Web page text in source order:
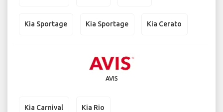
Kia Sportage Kia Sportage Kia Cerato
AVIS
Kia Carnival Kia Rio